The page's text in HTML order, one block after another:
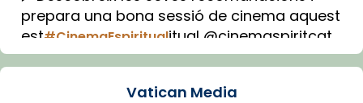
prepara una bona sessió de cinema aquest
est#CinemaEspiritualitual @cinemaspiritcat
Imatge: Generada amb IA (OpenAI)
Vatican Media